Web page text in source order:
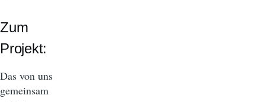
Zum
Projekt:
Das von uns
gemeinsam